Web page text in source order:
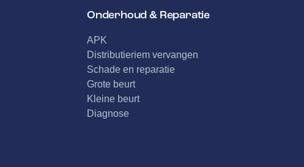
Onderhoud & Reparatie
APK
Distributieriem vervangen
Schade en reparatie
Grote beurt
Kleine beurt
Diagnose